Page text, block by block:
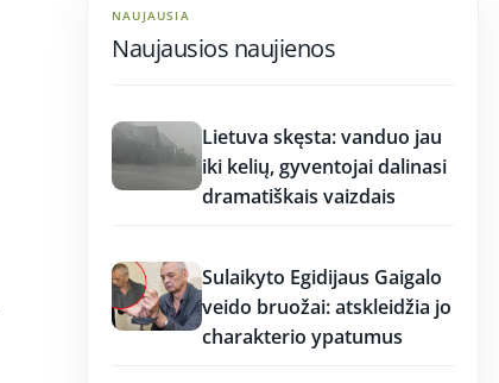
NAUJAUSIA
Naujausios naujienos
Lietuva skęsta: vanduo jau
iki kelių, gyventojai dalinasi
dramatiškais vaizdais
Sulaikyto Egidijaus Gaigalo
veido bruožai: atskleidžia jo
charakterio ypatumus